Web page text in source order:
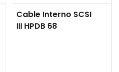
Cable Interno SCSI
III HPDB 68